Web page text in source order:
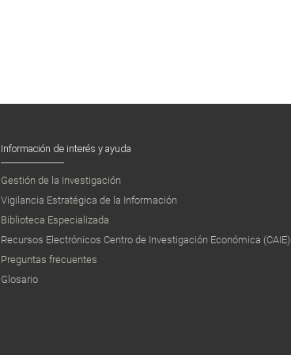
Información de interés y ayuda
Gestión de la Investigación
Vigilancia Estratégica de la Información
Biblioteca Especializada
Recursos Electrónicos Centro de Investigación Económica (CAIE)
Preguntas frecuentes
Glosario